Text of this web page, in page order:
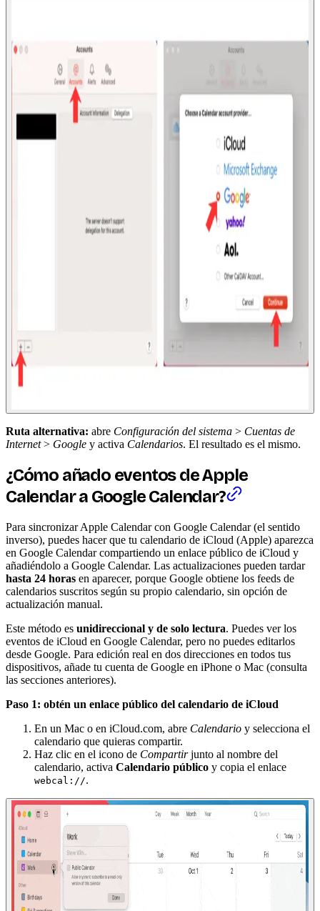
Ruta alternativa: abre Configuración del sistema > Cuentas de
Internet> Google y activa Calendarios. El resultado es el mismo.
¿Cómo añado eventos de Apple
Calendar a Google Calendar?
Para sincronizar Apple Calendar con Google Calendar (el sentido
inverso), puedes hacer que tu calendario de iCloud (Apple) aparezca
en Google Calendar compartiendo un enlace público de iCloud y
añadiéndolo a Google Calendar. Las actualizaciones pueden tardar
hasta 24 horas en aparecer, porque Google obtiene los feeds de
calendarios suscritos según su propio calendario, sin opción de
actualización manual.
Este método es unidireccional y de solo lectura. Puedes ver los
eventos de iCloud en Google Calendar, pero no puedes editarlos
desde Google. Para edición real en dos direcciones en todos tus
dispositivos, añade tu cuenta de Google en iPhone o Mac (consulta
las secciones anteriores).
Paso 1: obtén un enlace público del calendario de iCloud
En un Mac o en iCloud.com, abre Calendario y selecciona el
calendario que quieras compartir.
Haz clic en el icono de Compartirjunto al nombre del
calendario, activa Calendario público y copia el enlace
webcal://.